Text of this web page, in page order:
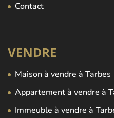
Contact
VENDRE
Maison à vendre à Tarbes
Appartement à vendre à
Immeuble à vendre à